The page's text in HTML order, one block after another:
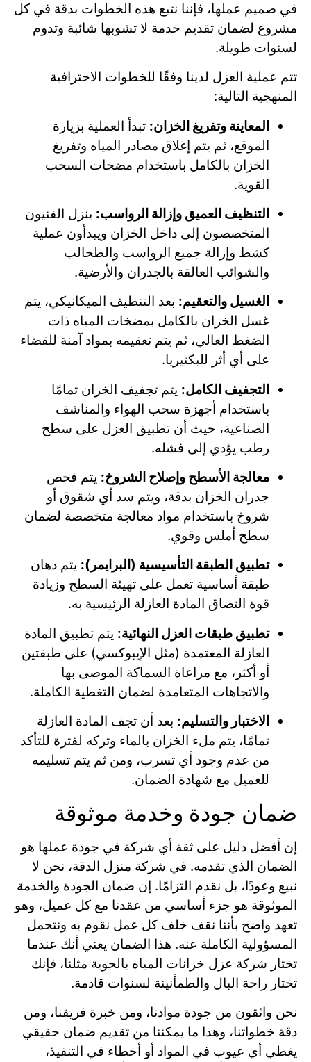
في صميم عملها، فإننا نتبع هذه الخطوات بدقة في كل
مشروع لضمان تقديم خدمة لا تشوبها شائبة وتدوم
لسنوات طويلة.
تتم عملية العزل لدينا وفقًا للخطوات الاحترافية
المنهجية التالية:
المعاينة وتفريغ الخزان: تبدأ العملية بزيارة
الموقع، ثم يتم إغلاق مصادر المياه وتفريغ
الخزان بالكامل باستخدام مضخات السحب
القوية.
التنظيف العميق وإزالة الرواسب: ينزل الفنيون
المتخصصون إلى داخل الخزان ويبدأون عملية
كشط وإزالة جميع الرواسب والطحالب
والشوائب العالقة بالجدران والأرضية.
الغسيل والتعقيم: بعد التنظيف الميكانيكي، يتم
غسل الخزان بالكامل بمضخات المياه ذات
الضغط العالي، ثم يتم تعقيمه بمواد آمنة للقضاء
على أي أثر للبكتيريا.
التجفيف الكامل: يتم تجفيف الخزان تمامًا
باستخدام أجهزة سحب الهواء والمناشف
الصناعية، حيث أن تطبيق العزل على سطح
رطب يؤدي إلى فشله.
معالجة الأسطح وإصلاح الشروخ: يتم فحص
جدران الخزان بدقة، ويتم سد أي شقوق أو
شروخ باستخدام مواد معالجة متخصصة لضمان
سطح أملس وقوي.
تطبيق الطبقة التأسيسية (البرايمر): يتم دهان
طبقة أساسية تعمل على تهيئة السطح وزيادة
قوة التصاق المادة العازلة الرئيسية به.
تطبيق طبقات العزل النهائية: يتم تطبيق المادة
العازلة المعتمدة (مثل الإيبوكسي) على طبقتين
أو أكثر، مع مراعاة السماكة الموصى بها
والاتجاهات المتعامدة لضمان التغطية الكاملة.
الاختبار والتسليم: بعد أن تجف المادة العازلة
تمامًا، يتم ملء الخزان بالماء وتركه لفترة للتأكد
من عدم وجود أي تسرب، ومن ثم يتم تسليمه
للعميل مع شهادة الضمان.
ضمان جودة وخدمة موثوقة
إن أفضل دليل على ثقة أي شركة في جودة عملها هو
الضمان الذي تقدمه. في شركة منزل الدقة، نحن لا
نبيع وعودًا، بل نقدم التزامًا. إن ضمان الجودة والخدمة
الموثوقة هو جزء أساسي من عقدنا مع كل عميل، وهو
تعهد واضح بأننا نقف خلف كل عمل نقوم به ونتحمل
المسؤولية الكاملة عنه. هذا الضمان يعني أنك عندما
تختار شركة عزل خزانات المياه بالحوية مثلنا، فإنك
تختار راحة البال والطمأنينة لسنوات قادمة.
نحن واثقون من جودة موادنا، ومن خبرة فريقنا، ومن
دقة خطواتنا، وهذا ما يمكننا من تقديم ضمان حقيقي
يغطي أي عيوب في المواد أو أخطاء في التنفيذ،